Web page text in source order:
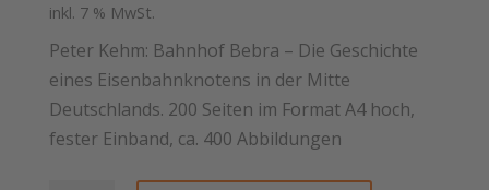
inkl. 7 % MwSt.
Peter Kehm: Bahnhof Bebra – Die Geschichte
eines Eisenbahnknotens in der Mitte
Deutschlands. 200 Seiten im Format A4 hoch,
fester Einband, ca. 400 Abbildungen